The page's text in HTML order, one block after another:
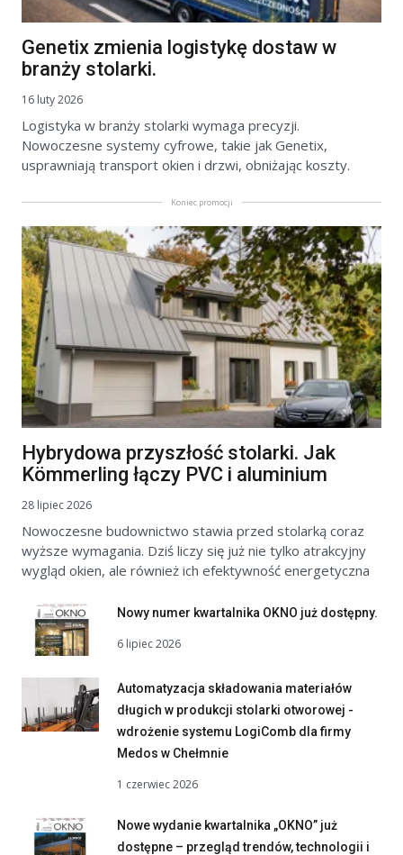
Genetix zmienia logistykę dostaw w
branży stolarki.
16 luty 2026
Logistyka w branży stolarki wymaga precyzji.
Nowoczesne systemy cyfrowe, takie jak Genetix,
usprawniają transport okien i drzwi, obniżając koszty.
Koniec promocji
Hybrydowa przyszłość stolarki. Jak
Kömmerling łączy PVC i aluminium
28 lipiec 2026
Nowoczesne budownictwo stawia przed stolarką coraz
wyższe wymagania. Dziś liczy się już nie tylko atrakcyjny
wygląd okien, ale również ich efektywność energetyczna
Nowy numer kwartalnika OKNO już dostępny.
6 lipiec 2026
Automatyzacja składowania materiałów
długich w produkcji stolarki otworowej -
wdrożenie systemu LogiComb dla firmy
Medos w Chełmnie
1 czerwiec 2026
Nowe wydanie kwartalnika „OKNO” już
dostępne – przegląd trendów, technologii i